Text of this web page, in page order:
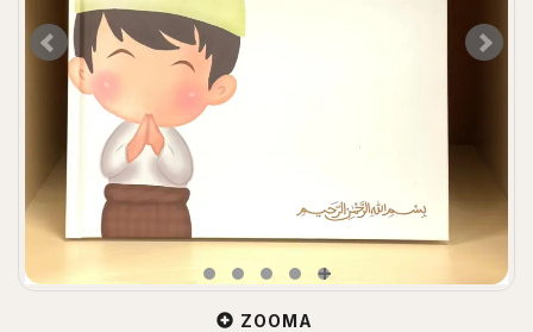
ZOOMA